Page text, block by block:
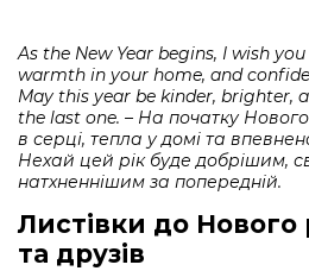
As the New Year begins, I wish
warmth in your home, and
May this year be kinder, brighter,
the last one. – На початку
в серці, тепла у домі та
Нехай цей рік буде добрішим,
натхненнішим за попередній.
Листівки до Нового
та друзів